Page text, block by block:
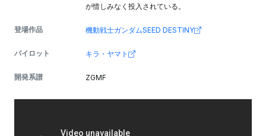
が惜しみなく投入されている。
登場作品 機動戦士ガンダムSEED DESTINY
パイロット キラ・ヤマト
開発系譜 ZGMF